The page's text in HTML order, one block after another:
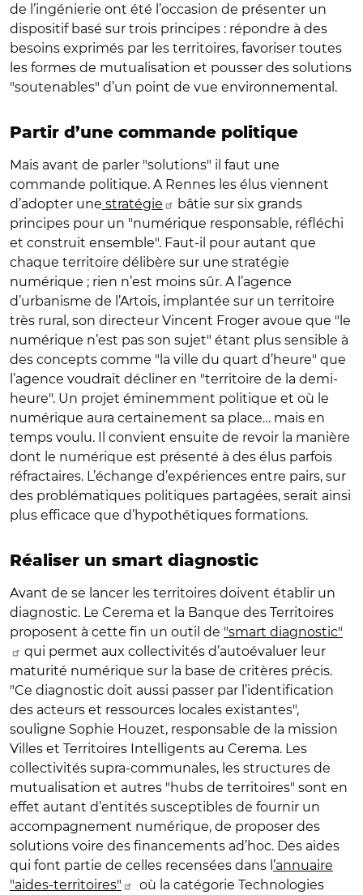
de l’ingénierie ont été l’occasion de présenter un
dispositif basé sur trois principes : répondre à des
besoins exprimés par les territoires, favoriser toutes
les formes de mutualisation et pousser des solutions
"soutenables" d’un point de vue environnemental.
Partir d’une commande politique
Mais avant de parler "solutions" il faut une
commande politique. A Rennes les élus viennent
d’adopter une stratégie
bâtie sur six grands
principes pour un "numérique responsable, réfléchi
et construit ensemble". Faut-il pour autant que
chaque territoire délibère sur une stratégie
numérique ; rien n’est moins sûr. A l’agence
d’urbanisme de l’Artois, implantée sur un territoire
très rural, son directeur Vincent Froger avoue que "le
numérique n’est pas son sujet" étant plus sensible à
des concepts comme "la ville du quart d’heure" que
l’agence voudrait décliner en "territoire de la demi-
heure". Un projet éminemment politique et où le
numérique aura certainement sa place… mais en
temps voulu. Il convient ensuite de revoir la manière
dont le numérique est présenté à des élus parfois
réfractaires. L’échange d’expériences entre pairs, sur
des problématiques politiques partagées, serait ainsi
plus efficace que d’hypothétiques formations.
Réaliser un smart diagnostic
Avant de se lancer les territoires doivent établir un
diagnostic. Le Cerema et la Banque des Territoires
proposent à cette fin un outil de "smart diagnostic"
qui permet aux collectivités d’autoévaluer leur
maturité numérique sur la base de critères précis.
"Ce diagnostic doit aussi passer par l’identification
des acteurs et ressources locales existantes",
souligne Sophie Houzet, responsable de la mission
Villes et Territoires Intelligents au Cerema. Les
collectivités supra-communales, les structures de
mutualisation et autres "hubs de territoires" sont en
effet autant d’entités susceptibles de fournir un
accompagnement numérique, de proposer des
solutions voire des financements ad’hoc. Des aides
qui font partie de celles recensées dans l ’annuaire
"aides-territoires"
où la catégorie Technologies